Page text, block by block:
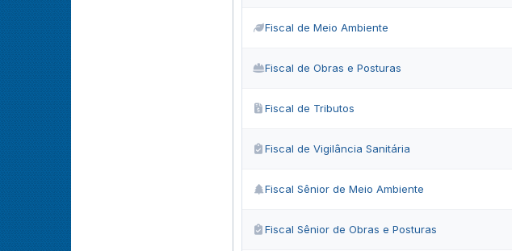
Fiscal de Meio Ambiente
Fiscal de Obras e Posturas
Fiscal de Tributos
Fiscal de Vigilância Sanitária
Fiscal Sênior de Meio Ambiente
Fiscal Sênior de Obras e Posturas